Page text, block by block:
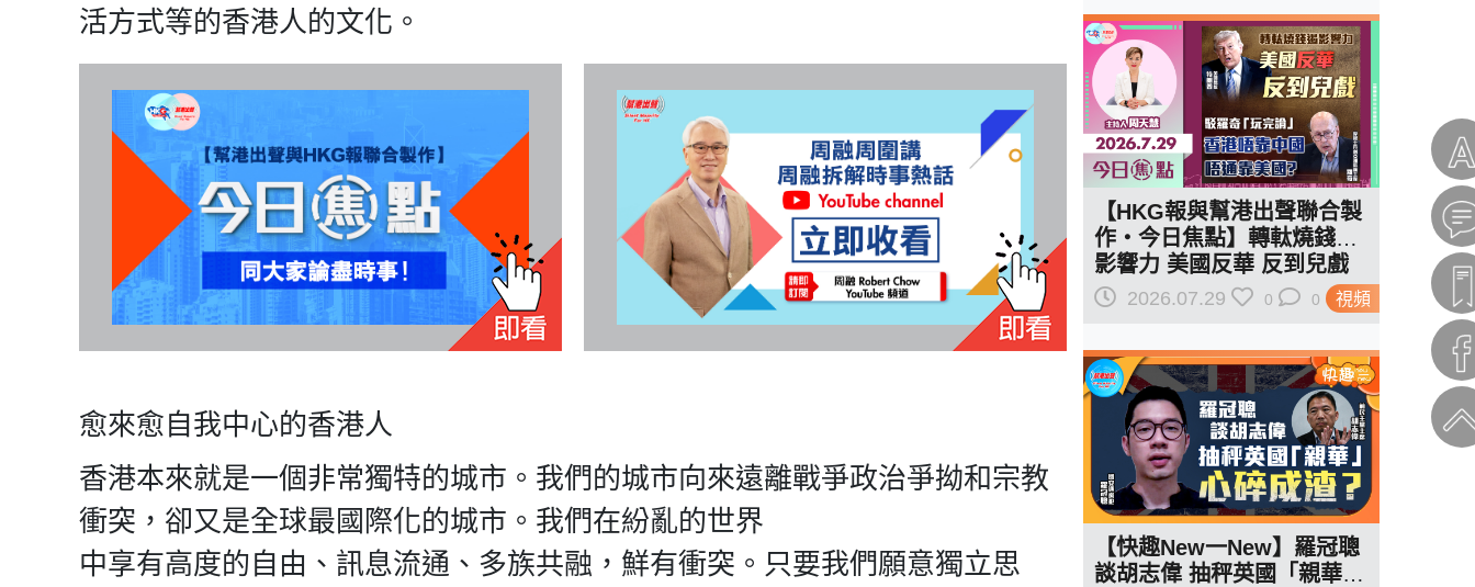
活方式等的香港人的文化。
愈來愈自我中心的香港人
香港本來就是一個非常獨特的城市。我們的城市向來遠離戰爭政治爭拗和宗教
衝突，卻又是全球最國際化的城市。我們在紛亂的世界
中享有高度的自由、訊息流通、多族共融，鮮有衝突。只要我們願意獨立思
視頻
【HKG報與幫港出聲聯合製
作‧今日焦點】轉軚燒錢遏
影響力 美國反華 反到兒戲
駁羅奇「玩完論」 香港唔靠
2026.07.29 0 0
【快趣New一New】羅冠聰
談胡志偉 抽秤英國「親華」